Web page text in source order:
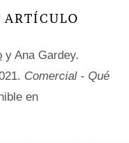
ARTÍCULO
y Ana Gardey.
Comercial - Qué
en